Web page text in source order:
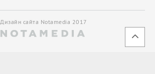
Дизайн сайта Notamedia 2017